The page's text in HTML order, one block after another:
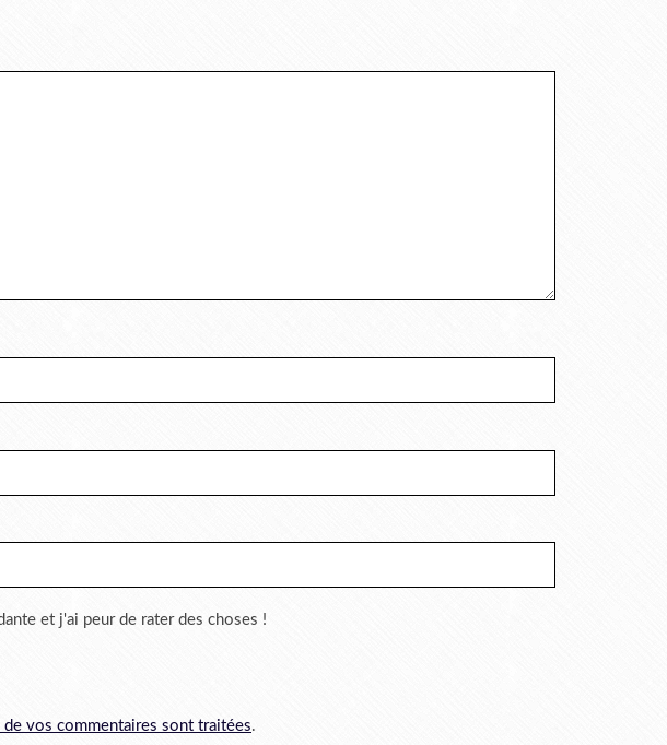
et j'ai peur de rater des choses !
vos commentaires sont traitées.